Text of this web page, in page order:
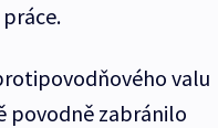
valu
povodně zabránilo